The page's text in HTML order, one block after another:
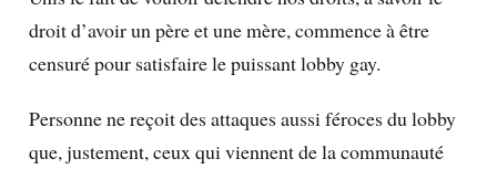
droit d’avoir un père et une mère, commence à être
censuré pour satisfaire le puissant lobby gay.
Personne ne reçoit des attaques aussi féroces du lobby
que, justement, ceux qui viennent de la communauté